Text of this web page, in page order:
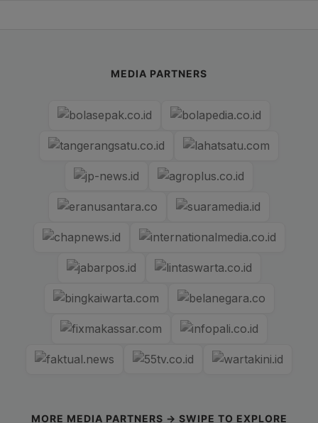
MEDIA PARTNERS
MORE MEDIA PARTNERS → SWIPE TO EXPLORE